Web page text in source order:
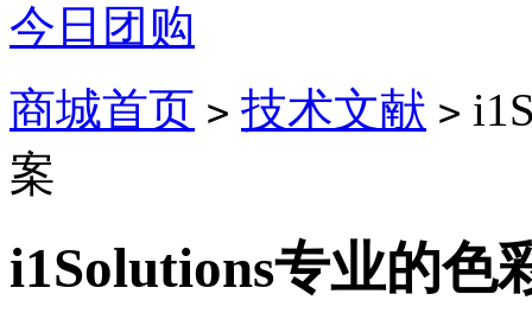
今日团购
商城首页 > 技术文献 >
案
i1Solutions专业的色